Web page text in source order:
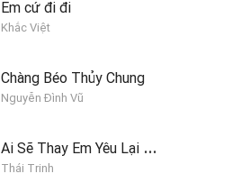
Em cứ đi đi
Khắc Việt
Chàng Béo Thủy Chung
Nguyễn Đình Vũ
A
i Sẽ Thay Em Yêu Lại Anh
Thái Trinh